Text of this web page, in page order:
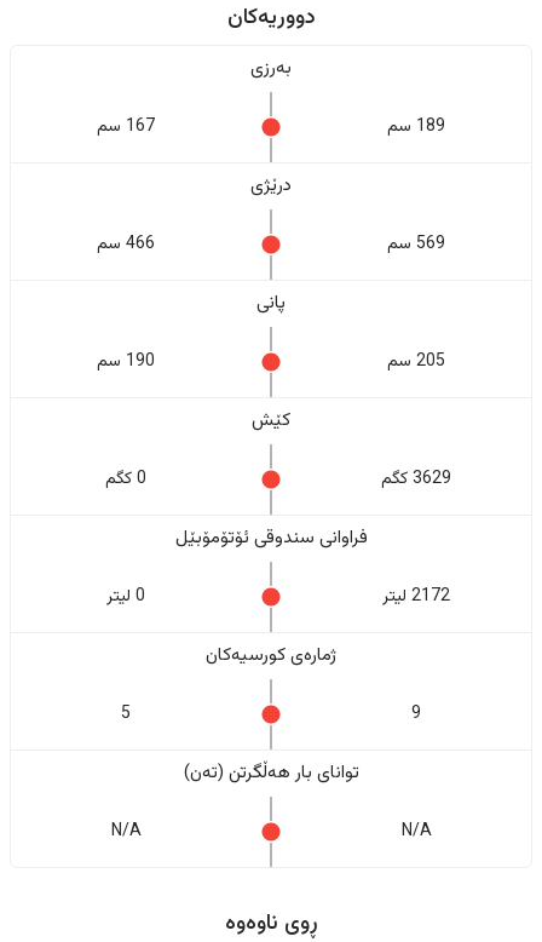
دووریەکان
بەرزی
189 سم 167 سم
درێژی
569 سم 466 سم
پانی
205 سم 190 سم
کێش
3629 کگم 0 کگم
فراوانی سندوقی ئۆتۆمۆبێل
2172 لیتر 0 لیتر
ژمارەی کورسیەکان
9
5
تواناى بار هەڵگرتن (تەن)
N/A
N/A
ڕوی ناوەوە